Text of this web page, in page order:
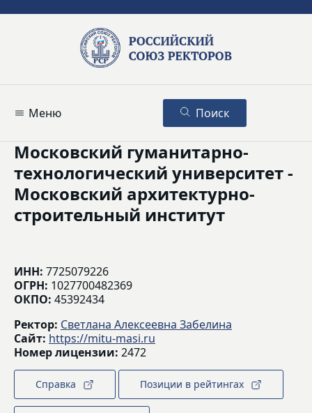
Меню Поиск
Московский гуманитарно-
технологический университет -
Московский архитектурно-
строительный институт
ИНН: 7725079226
ОГРН: 1027700482369
ОКПО: 45392434
Ректор: Светлана Алексеевна Забелина
Сайт: https://mitu-masi.ru
Номер лицензии: 2472
Справка Позиции в рейтингах